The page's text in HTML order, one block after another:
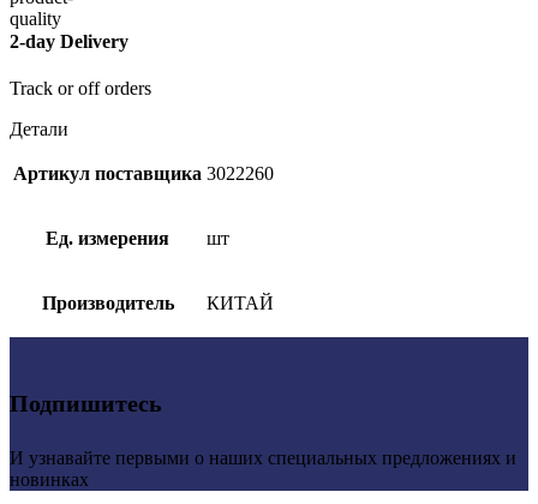
2-day Delivery
Track or off orders
Детали
Артикул поставщика 3022260
Ед. измерения шт
Производитель КИТАЙ
Подпишитесь
И узнавайте первыми о наших специальных предложениях и
новинках